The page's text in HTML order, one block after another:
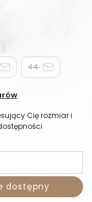
44
Cię rozmiar i
dostępny